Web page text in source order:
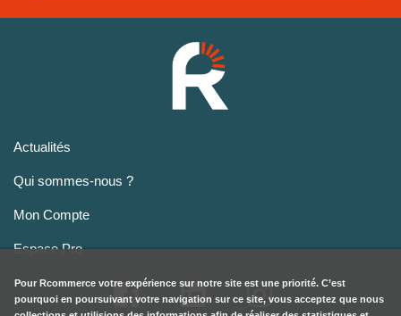
Actualités
Qui sommes-nous ?
Mon Compte
Espace Pro
Pour Rcommerce votre expérience sur notre site est une priorité. C’est
pourquoi en poursuivant votre navigation sur ce site, vous acceptez que nous